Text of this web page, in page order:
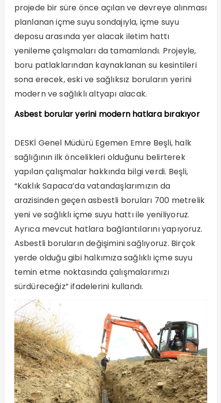
projede bir süre önce açılan ve devreye alınması
planlanan içme suyu sondajıyla, içme suyu
deposu arasında yer alacak iletim hattı
yenileme çalışmaları da tamamlandı. Projeyle,
boru patlaklarından kaynaklanan su kesintileri
sona erecek, eski ve sağlıksız boruların yerini
modern ve sağlıklı altyapı alacak.
Asbest borular yerini modern hatlara bırakıyor
DESKİ Genel Müdürü Egemen Emre Beşli, halk
sağlığının ilk öncelikleri olduğunu belirterek
yapılan çalışmalar hakkında bilgi verdi. Beşli,
“Kaklık Sapaca’da vatandaşlarımızın da
arazisinden geçen asbestli boruları 700 metrelik
yeni ve sağlıklı içme suyu hattı ile yeniliyoruz.
Ayrıca mevcut hatlara bağlantılarını yapıyoruz.
Asbestli boruların değişimini sağlıyoruz. Birçok
yerde olduğu gibi halkımıza sağlıklı içme suyu
temin etme noktasında çalışmalarımızı
sürdüreceğiz” ifadelerini kullandı.